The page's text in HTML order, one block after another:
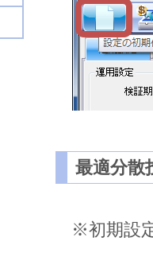
最適分散
※初期設